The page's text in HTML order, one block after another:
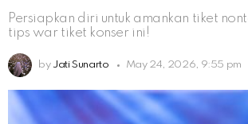
Persiapkan diri untuk amankan tiket
tips war tiket konser ini!
by Jati Sunarto May 24, 2026, 9:55 pm